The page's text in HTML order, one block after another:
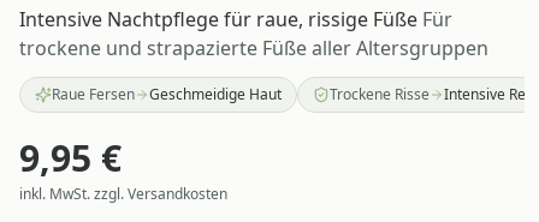
Intensive Nachtpflege für raue, rissige Füße Für
trockene und strapazierte Füße aller Altersgruppen
Raue Fersen Geschmeidige Haut Trockene Risse Intensive
9,95 €
inkl. MwSt. zzgl. Versandkosten